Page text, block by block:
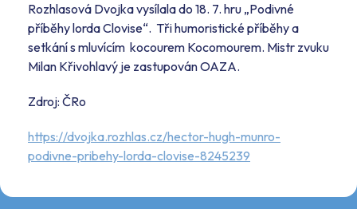
Rozhlasová Dvojka vysílala do 18. 7. hru „Podivné
příběhy lorda Clovise“. Tři humoristické příběhy a
setkání s mluvícím kocourem Kocomourem. Mistr zvuku
Milan Křivohlavý je zastupován OAZA.
Zdroj: ČRo
https://dvojka.rozhlas.cz/hector-hugh-munro-
podivne-pribehy-lorda-clovise-8245239